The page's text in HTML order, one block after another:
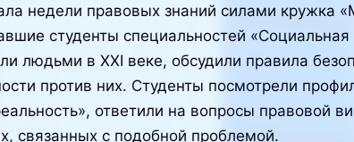
недели правовых знаний силами кружка
студенты специальностей «Социальная
людьми в XXI веке, обсудили правила
против них. Студенты посмотрели
ответили на вопросы правовой
связанных с подобной проблемой.